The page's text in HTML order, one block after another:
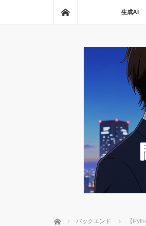
生成AI
ホーム バックエンド 【